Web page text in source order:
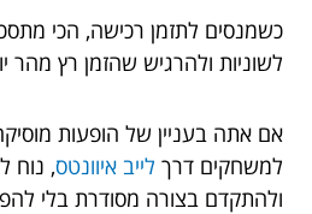
כשמנסים לתזמן רכישה, הכי
לשוניות ולהרגיש שהזמן רץ מהר
אם אתה בעניין של הופעות
למשחקים דרך לייב איוונטס, נוח
ולהתקדם בצורה מסודרת בלי